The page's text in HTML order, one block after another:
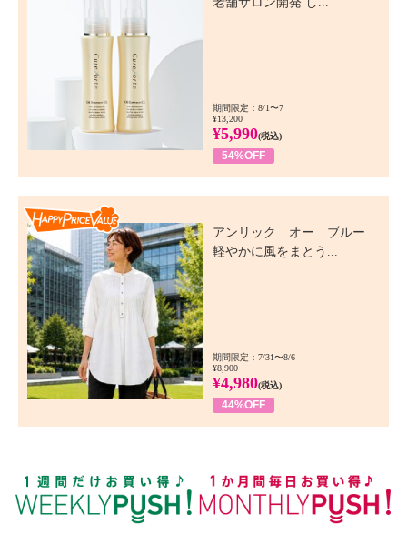
期間限定：8/1〜7
¥13,200
¥5,990(税込)
54%OFF
アンリック オー ブルー
軽やかに風をまとう...
期間限定：7/31〜8/6
¥8,900
¥4,980(税込)
44%OFF